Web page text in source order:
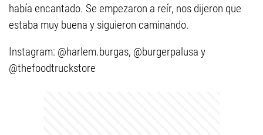
había encantado. Se empezaron a reír, nos dijeron que
estaba muy buena y siguieron caminando.
Instagram: @harlem.burgas, @burgerpalusa y
@thefoodtruckstore